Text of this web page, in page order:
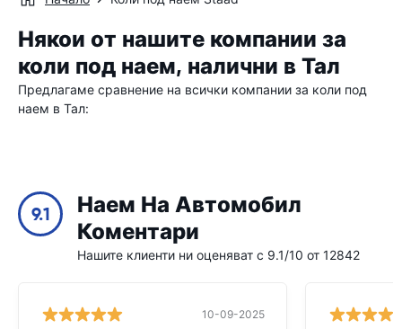
Някои от нашите компании за
коли под наем, налични в Тал
Предлагаме сравнение на всички компании за коли под
наем в Тал:
9.1
Наем На Автомобил
Коментари
Нашите клиенти ни оценяват с 9.1/10 от 12842
10-09-2025